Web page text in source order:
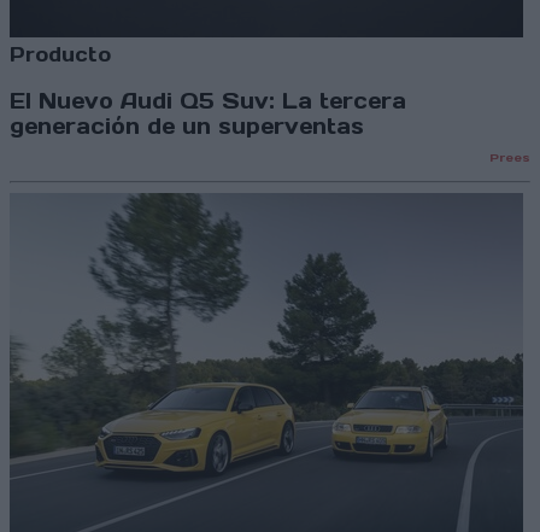
Producto
El Nuevo Audi Q5 Suv: La tercera
generación de un superventas
Prees